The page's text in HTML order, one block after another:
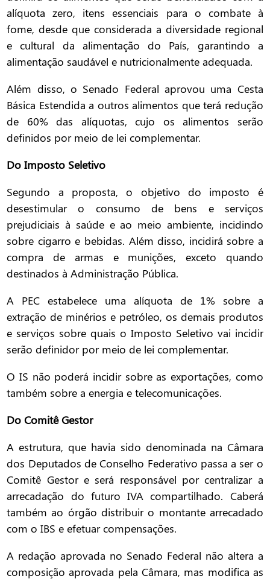
alíquota zero, itens essenciais para o combate à
fome, desde que considerada a diversidade regional
e cultural da alimentação do País, garantindo a
alimentação saudável e nutricionalmente adequada.
Além disso, o Senado Federal aprovou uma Cesta
Básica Estendida a outros alimentos que terá redução
de 60% das alíquotas, cujo os alimentos serão
definidos por meio de lei complementar.
Do Imposto Seletivo
Segundo a proposta, o objetivo do imposto é
desestimular o consumo de bens e serviços
prejudiciais à saúde e ao meio ambiente, incidindo
sobre cigarro e bebidas. Além disso, incidirá sobre a
compra de armas e munições, exceto quando
destinados à Administração Pública.
A PEC estabelece uma alíquota de 1% sobre a
extração de minérios e petróleo, os demais produtos
e serviços sobre quais o Imposto Seletivo vai incidir
serão definidor por meio de lei complementar.
O IS não poderá incidir sobre as exportações, como
também sobre a energia e telecomunicações.
Do Comitê Gestor
A estrutura, que havia sido denominada na Câmara
dos Deputados de Conselho Federativo passa a ser o
Comitê Gestor e será responsável por centralizar a
arrecadação do futuro IVA compartilhado. Caberá
também ao órgão distribuir o montante arrecadado
com o IBS e efetuar compensações.
A redação aprovada no Senado Federal não altera a
composição aprovada pela Câmara, mas modifica as